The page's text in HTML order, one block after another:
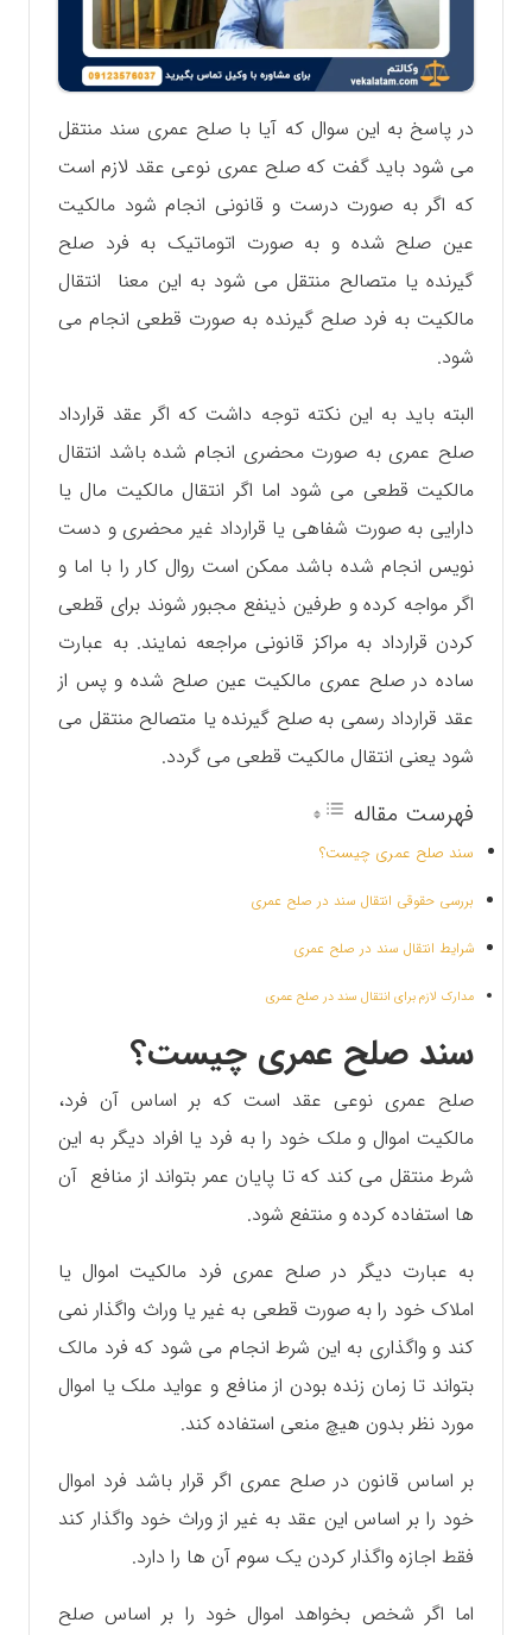
در پاسخ به این سوال که آیا با صلح عمری سند منتقل
می شود باید گفت که صلح عمری نوعی عقد لازم است
که اگر به صورت درست و قانونی انجام شود مالکیت
عین صلح شده و به صورت اتوماتیک به فرد صلح
گیرنده یا متصالح منتقل می شود به این معنا انتقال
مالکیت به فرد صلح گیرنده به صورت قطعی انجام می
شود.
البته باید به این نکته توجه داشت که اگر عقد قرارداد
صلح عمری به صورت محضری انجام شده باشد انتقال
مالکیت قطعی می شود اما اگر انتقال مالکیت مال یا
دارایی به صورت شفاهی یا قرارداد غیر محضری و دست
نویس انجام شده باشد ممکن است روال کار را با اما و
اگر مواجه کرده و طرفین ذینفع مجبور شوند برای قطعی
کردن قرارداد به مراکز قانونی مراجعه نمایند. به عبارت
ساده در صلح عمری مالکیت عین صلح شده و پس از
عقد قرارداد رسمی به صلح گیرنده یا متصالح منتقل می
شود یعنی انتقال مالکیت قطعی می گردد.
فهرست مقاله
سند صلح عمری چیست؟
بررسی حقوقی انتقال سند در صلح عمری
شرایط انتقال سند در صلح عمری
مدارک لازم برای انتقال سند در صلح عمری
سند صلح عمری چیست؟
صلح عمری نوعی عقد است که بر اساس آن فرد،
مالکیت اموال و ملک خود را به فرد یا افراد دیگر به این
شرط منتقل می کند که تا پایان عمر بتواند از منافع آن
ها استفاده کرده و منتفع شود.
به عبارت دیگر در صلح عمری فرد مالکیت اموال یا
املاک خود را به صورت قطعی به غیر یا وراث واگذار نمی
کند و واگذاری به این شرط انجام می شود که فرد مالک
بتواند تا زمان زنده بودن از منافع و عواید ملک یا اموال
مورد نظر بدون هیچ منعی استفاده کند.
بر اساس قانون در صلح عمری اگر قرار باشد فرد اموال
خود را بر اساس این عقد به غیر از وراث خود واگذار کند
فقط اجازه واگذار کردن یک سوم آن ها را دارد.
اما اگر شخص بخواهد اموال خود را بر اساس صلح